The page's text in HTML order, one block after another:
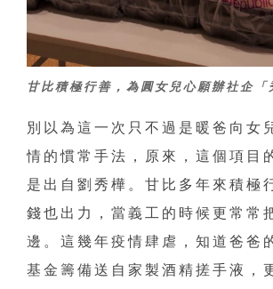
甘比積極行善，為圓女兒心願辦社企「
別以為這一次只不過是暖爸向女
情的慣常手法，原來，這個項目
是出自劉秀樺。甘比多年來積極
錢也出力，當義工的時候更常常
邊。這幾年疫情肆虐，知道爸爸
基金籌備送自家製酒精搓手液，